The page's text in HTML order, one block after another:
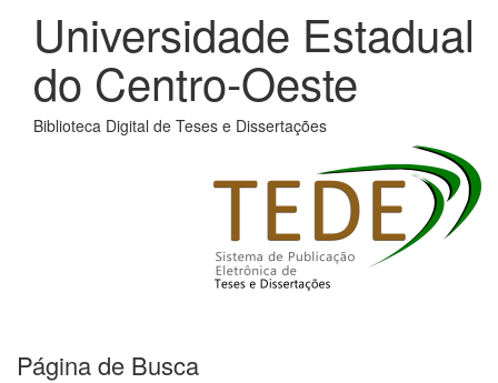
Universidade Estadual
do Centro-Oeste
Biblioteca Digital de Teses e Dissertações
Página de Busca